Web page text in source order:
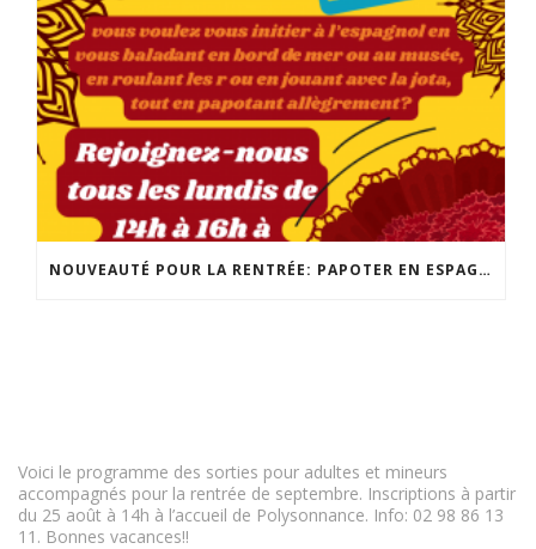
NOUVEAUTÉ POUR LA RENTRÉE: PAPOTER EN ESPAGNOL! POUR TOUS LES NIVEAUX, LES LUNDIS DE 14H À 16H! INSCRIPTION ET INFO : 02 98 86 13 11
Voici le programme des sorties pour adultes et mineurs
accompagnés pour la rentrée de septembre. Inscriptions à partir
du 25 août à 14h à l’accueil de Polysonnance. Info: 02 98 86 13
11. Bonnes vacances!!